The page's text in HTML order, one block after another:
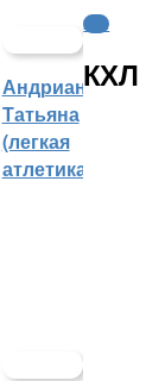
Андрианова
Татьяна
(легкая
атлетика)
КХЛ
КХЛ